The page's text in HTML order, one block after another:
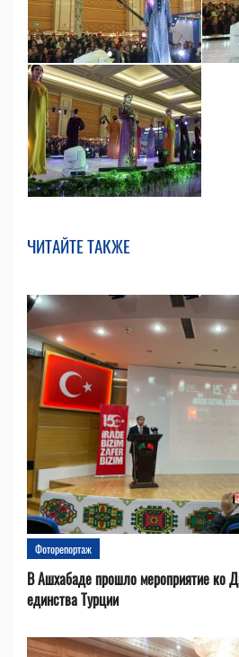
ЧИТАЙТЕ ТАКЖЕ
Фоторепортаж
В Ашхабаде прошло мероприятие ко
единства Турции